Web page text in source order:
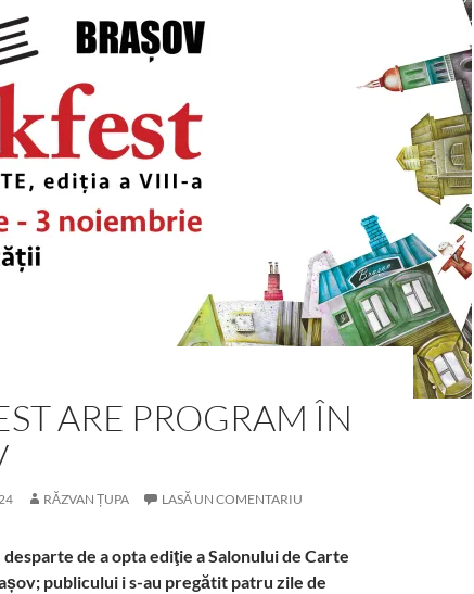
ARE PROGRAM ÎN
RĂZVAN ȚUPA LASĂ UN COMENTARIU
de a opta ediţie a Salonului de Carte
publicului i s-au pregătit patru zile de